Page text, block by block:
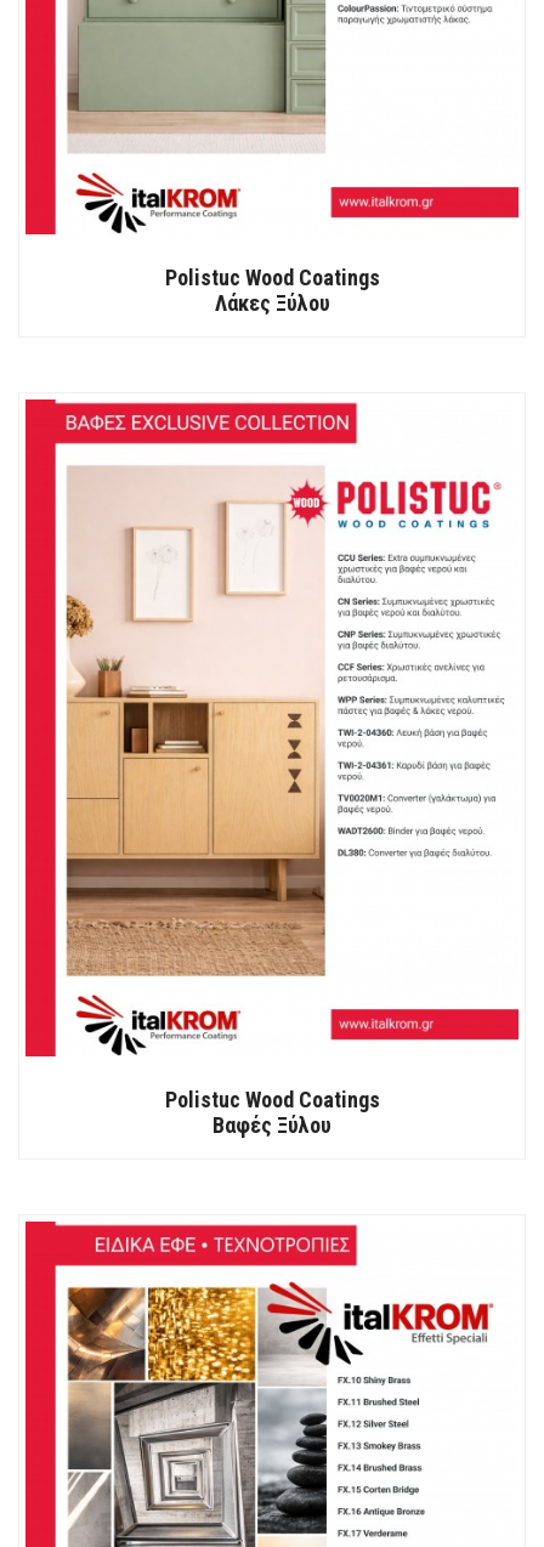
Polistuc Wood Coatings
Λάκες Ξύλου
Polistuc Wood Coatings
Βαφές Ξύλου